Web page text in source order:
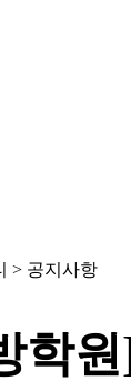
> 공지사항
학